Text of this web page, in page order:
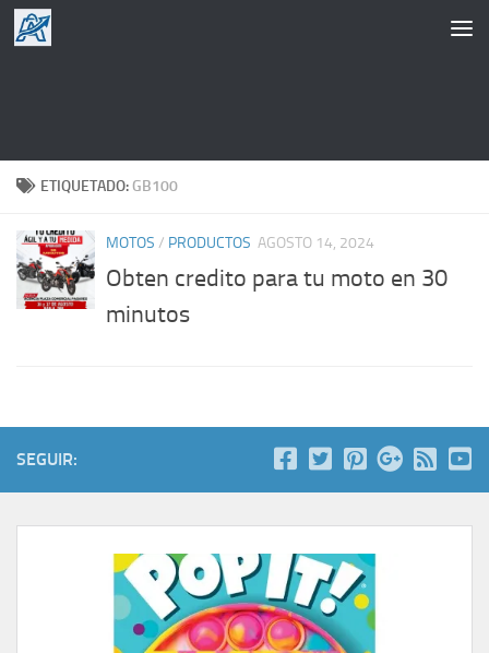
Saltar al contenido
ETIQUETADO: GB100
MOTOS / PRODUCTOS AGOSTO 14, 2024
Obten credito para tu moto en 30
minutos
SEGUIR: